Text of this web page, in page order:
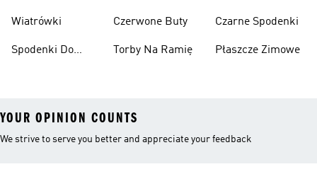
Wiatrówki
Spodenki Do
Czerwone Buty
Torby Na Ramię
Czarne Spodenki
Płaszcze Zimowe
YOUR OPINION COUNTS
We strive to serve you better and appreciate your feedback